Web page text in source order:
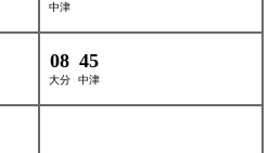
中津
08
大分
45
中津